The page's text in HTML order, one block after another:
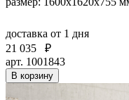
доставка от 1 дня
21 035
₽
арт. 1001843
В корзину